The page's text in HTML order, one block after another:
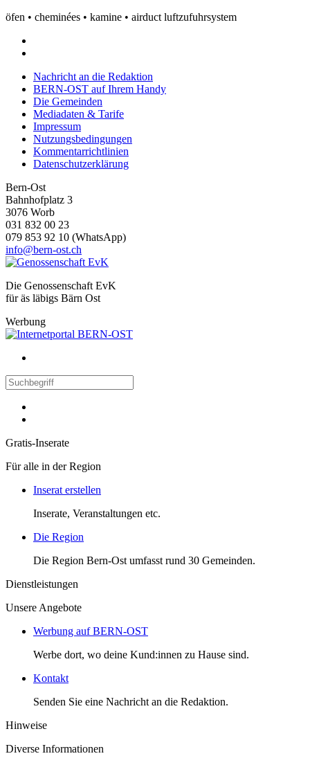
öfen • cheminées • kamine • airduct luftzufuhrsystem
Nachricht an die Redaktion
BERN-OST auf Ihrem Handy
Die Gemeinden
Mediadaten & Tarife
Impressum
Nutzungsbedingungen
Kommentarrichtlinien
Datenschutzerklärung
Bern-Ost
Bahnhofplatz 3
3076 Worb
031 832 00 23
079 853 92 10 (WhatsApp)
info@bern-ost.ch
Die Genossenschaft EvK
für äs läbigs Bärn Ost
Werbung
Gratis-Inserate
Für alle in der Region
Inserat erstellen
Inserate, Veranstaltungen etc.
Die Region
Die Region Bern-Ost umfasst rund 30 Gemeinden.
Dienstleistungen
Unsere Angebote
Werbung auf BERN-OST
Werbe dort, wo deine Kund:innen zu Hause sind.
Kontakt
Senden Sie eine Nachricht an die Redaktion.
Hinweise
Diverse Informationen